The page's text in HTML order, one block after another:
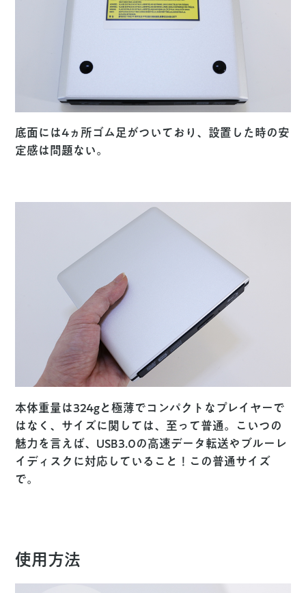
底面には4ヵ所ゴム足がついており、設置した時の安
定感は問題ない。
本体重量は324gと極薄でコンパクトなプレイヤーで
はなく、サイズに関しては、至って普通。こいつの
魅力を言えば、USB3.0の高速データ転送やブルーレ
イディスクに対応していること！この普通サイズ
で。
使用方法